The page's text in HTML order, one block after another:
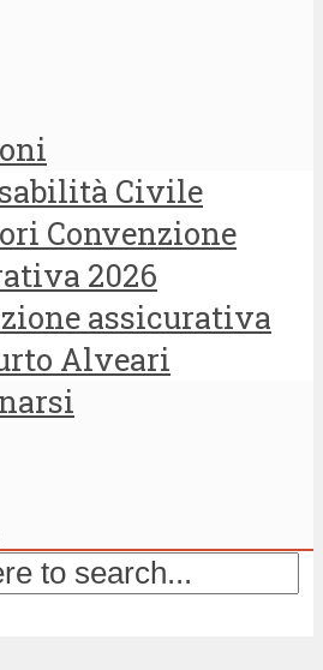
Civile
Convenzione
2026
assicurativa
Alveari